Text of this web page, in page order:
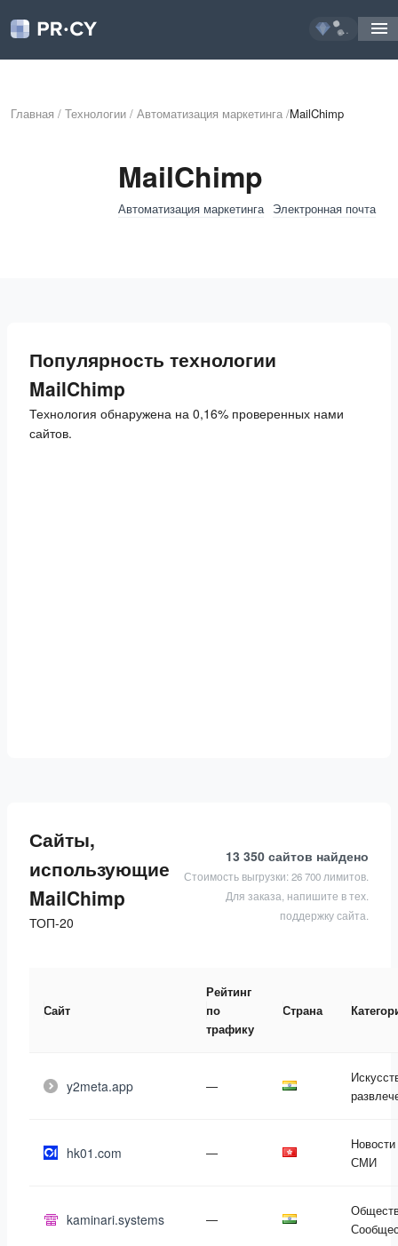
...
Главная / Технологии / Автоматизация маркетинга /MailChimp
MailChimp
Автоматизация маркетинга Электронная почта
Популярность технологии
MailChimp
Технология обнаружена на 0,16% проверенных нами
сайтов.
Сайты,
использующие
MailChimp
ТОП-20
13 350 сайтов найдено
Стоимость выгрузки: 26 700 лимитов.
Для заказа, напишите в тех.
поддержку сайта.
Сайт
Рейтинг
по
трафику
Страна
y2meta.app —
hk01.com —
СМИ
kaminari.systems —